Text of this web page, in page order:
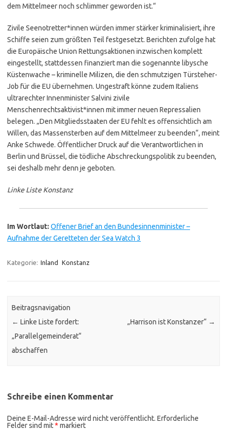
dem Mittelmeer noch schlimmer geworden ist.“
Zivile Seenotretter*innen würden immer stärker kriminalisiert, ihre
Schiffe seien zum größten Teil festgesetzt. Berichten zufolge hat
die Europäische Union Rettungsaktionen inzwischen komplett
eingestellt, stattdessen finanziert man die sogenannte libysche
Küstenwache – kriminelle Milizen, die den schmutzigen Türsteher-
Job für die EU übernehmen. Ungestraft könne zudem Italiens
ultrarechter Innenminister Salvini zivile
Menschenrechtsaktivist*innen mit immer neuen Repressalien
belegen. „Den Mitgliedsstaaten der EU fehlt es offensichtlich am
Willen, das Massensterben auf dem Mittelmeer zu beenden“, meint
Anke Schwede. Öffentlicher Druck auf die Verantwortlichen in
Berlin und Brüssel, die tödliche Abschreckungspolitik zu beenden,
sei deshalb mehr denn je geboten.
Linke Liste Konstanz
Im Wortlaut: Offener Brief an den Bundesinnenminister –
Aufnahme der Geretteten der Sea Watch 3
Kategorie: Inland Konstanz
Beitragsnavigation
← Linke Liste fordert:
„Parallelgemeinderat“
abschaffen
„Harrison ist Konstanzer“ →
Schreibe einen Kommentar
Deine E-Mail-Adresse wird nicht veröffentlicht. Erforderliche
Felder sind mit* markiert